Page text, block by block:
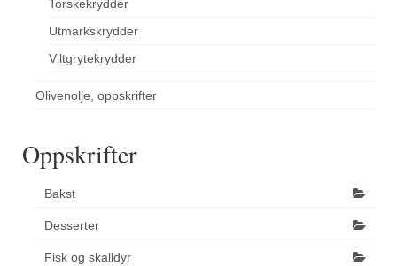
Torskekrydder
Utmarkskrydder
Viltgrytekrydder
Olivenolje, oppskrifter
Oppskrifter
Bakst
Desserter
Fisk og skalldyr